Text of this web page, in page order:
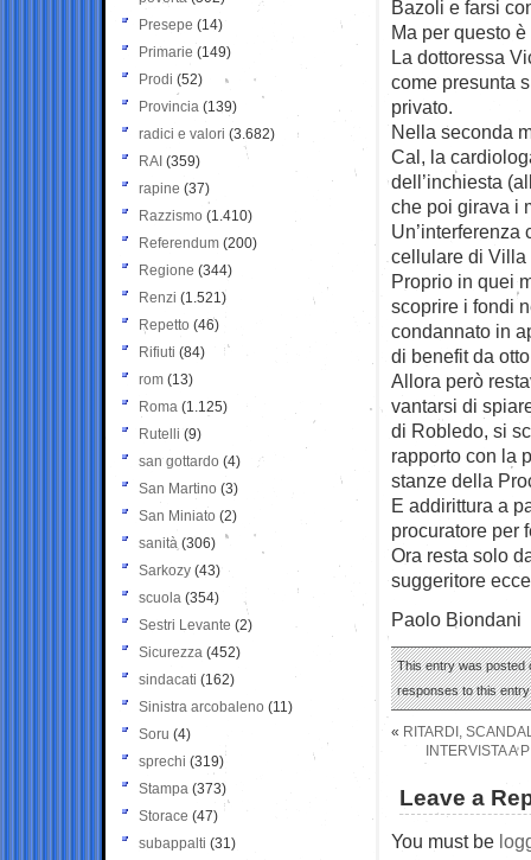
Bazoli e farsi
Ma per questo
La dottoressa
come presunta
privato.
Nella seconda
Cal, la
dell’inchiesta
che poi girava i
cellulare di Villa
Proprio in quei
scoprire i fondi
condannato in
di benefit da
Allora però
vantarsi di
di Robledo, si
rapporto con la
stanze della
E addirittura a
procuratore per
Ora resta solo
suggeritore
Paolo Biondani
This entry was posted
responses to this
« RITARDI,
INTERVISTA A
Leave a
You must be
Presepe (14)
Primarie (149)
Prodi (52)
Provincia (139)
radici e valori (3.682)
RAI (359)
rapine (37)
Razzismo (1.410)
Referendum (200)
Regione (344)
Renzi (1.521)
Repetto (46)
Rifiuti (84)
rom (13)
Roma (1.125)
Rutelli (9)
san gottardo (4)
San Martino (3)
San Miniato (2)
sanità (306)
Sarkozy (43)
scuola (354)
Sestri Levante (2)
Sicurezza (452)
sindacati (162)
Sinistra arcobaleno (11)
Soru (4)
sprechi (319)
Stampa (373)
Storace (47)
subappalti (31)